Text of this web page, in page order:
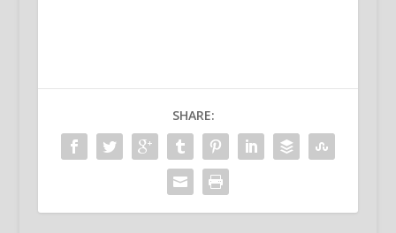
SHARE: